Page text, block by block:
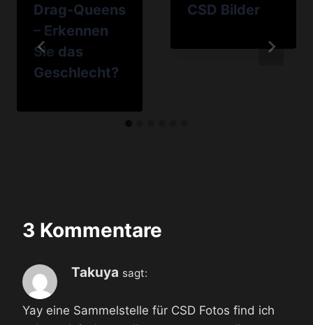
Drag-Queens
– Erkennen
Sie das
Geschlecht?
CSD Bilder
3 Kommentare
Takuya sagt:
Yay eine Sammelstelle für CSD Fotos find ich